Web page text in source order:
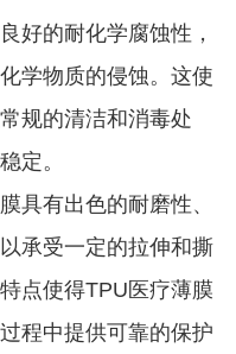
好的耐化学腐蚀性，
学物质的侵蚀。这使
规的清洁和消毒处
定。
具有出色的耐磨性、
承受一定的拉伸和撕
点使得TPU医疗薄膜
程中提供可靠的保护